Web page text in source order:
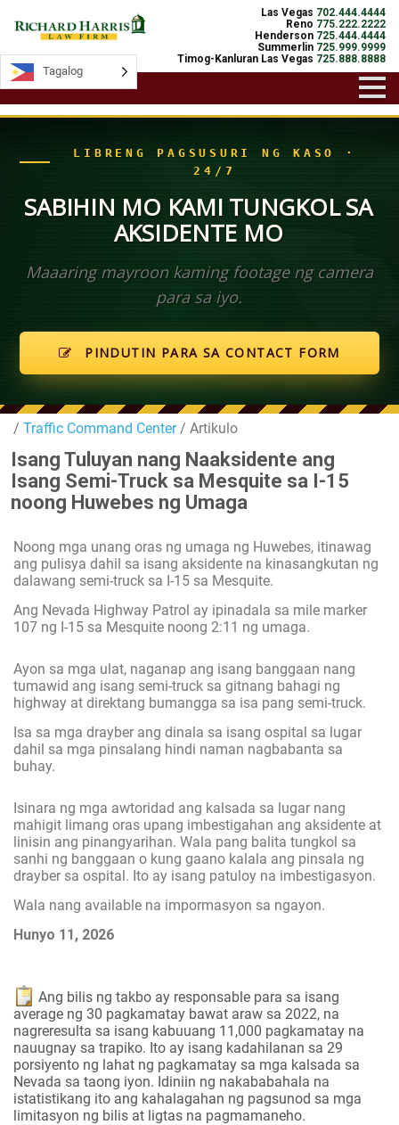
Las Vegas 702.444.4444
Reno 775.222.2222
Henderson 725.444.4444
Summerlin 725.999.9999
Timog-Kanluran Las Vegas 725.888.8888
LIBRENG PAGSUSURI NG KASO ·
24/7
SABIHIN MO KAMI TUNGKOL SA
AKSIDENTE MO
Maaaring mayroon kaming footage ng camera
para sa iyo.
PINDUTIN PARA SA CONTACT FORM
/ Traffic Command Center/ Artikulo
Isang Tuluyan nang Naaksidente ang
Isang Semi-Truck sa Mesquite sa I-15
noong Huwebes ng Umaga
Noong mga unang oras ng umaga ng Huwebes, itinawag
ang pulisya dahil sa isang aksidente na kinasangkutan ng
dalawang semi-truck sa I-15 sa Mesquite.
Ang Nevada Highway Patrol ay ipinadala sa mile marker
107 ng I-15 sa Mesquite noong 2:11 ng umaga.
Ayon sa mga ulat, naganap ang isang banggaan nang
tumawid ang isang semi-truck sa gitnang bahagi ng
highway at direktang bumangga sa isa pang semi-truck.
Isa sa mga drayber ang dinala sa isang ospital sa lugar
dahil sa mga pinsalang hindi naman nagbabanta sa
buhay.
Isinara ng mga awtoridad ang kalsada sa lugar nang
mahigit limang oras upang imbestigahan ang aksidente at
linisin ang pinangyarihan. Wala pang balita tungkol sa
sanhi ng banggaan o kung gaano kalala ang pinsala ng
drayber sa ospital. Ito ay isang patuloy na imbestigasyon.
Wala nang available na impormasyon sa ngayon.
Hunyo 11, 2026
Ang bilis ng takbo ay responsable para sa isang
average ng 30 pagkamatay bawat araw sa 2022, na
nagreresulta sa isang kabuuang 11,000 pagkamatay na
nauugnay sa trapiko. Ito ay isang kadahilanan sa 29
porsiyento ng lahat ng pagkamatay sa mga kalsada sa
Nevada sa taong iyon. Idiniin ng nakababahala na
istatistikang ito ang kahalagahan ng pagsunod sa mga
limitasyon ng bilis at ligtas na pagmamaneho.
Tagalog
Tagalog